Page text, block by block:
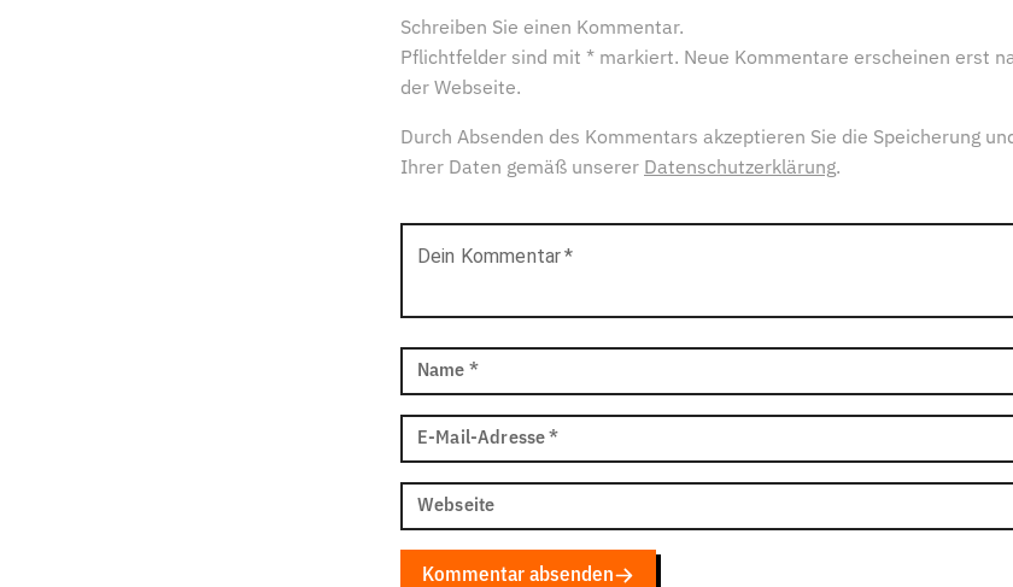
Schreiben Sie einen Kommentar.
Pflichtfelder sind mit * markiert. Neue Kommentare erscheinen erst
der Webseite.
Durch Absenden des Kommentars akzeptieren Sie die Speicherung
Ihrer Daten gemäß unserer Datenschutzerklärung.
Dein Kommentar*
Name *
E-Mail-Adresse *
Webseite
Kommentar absenden